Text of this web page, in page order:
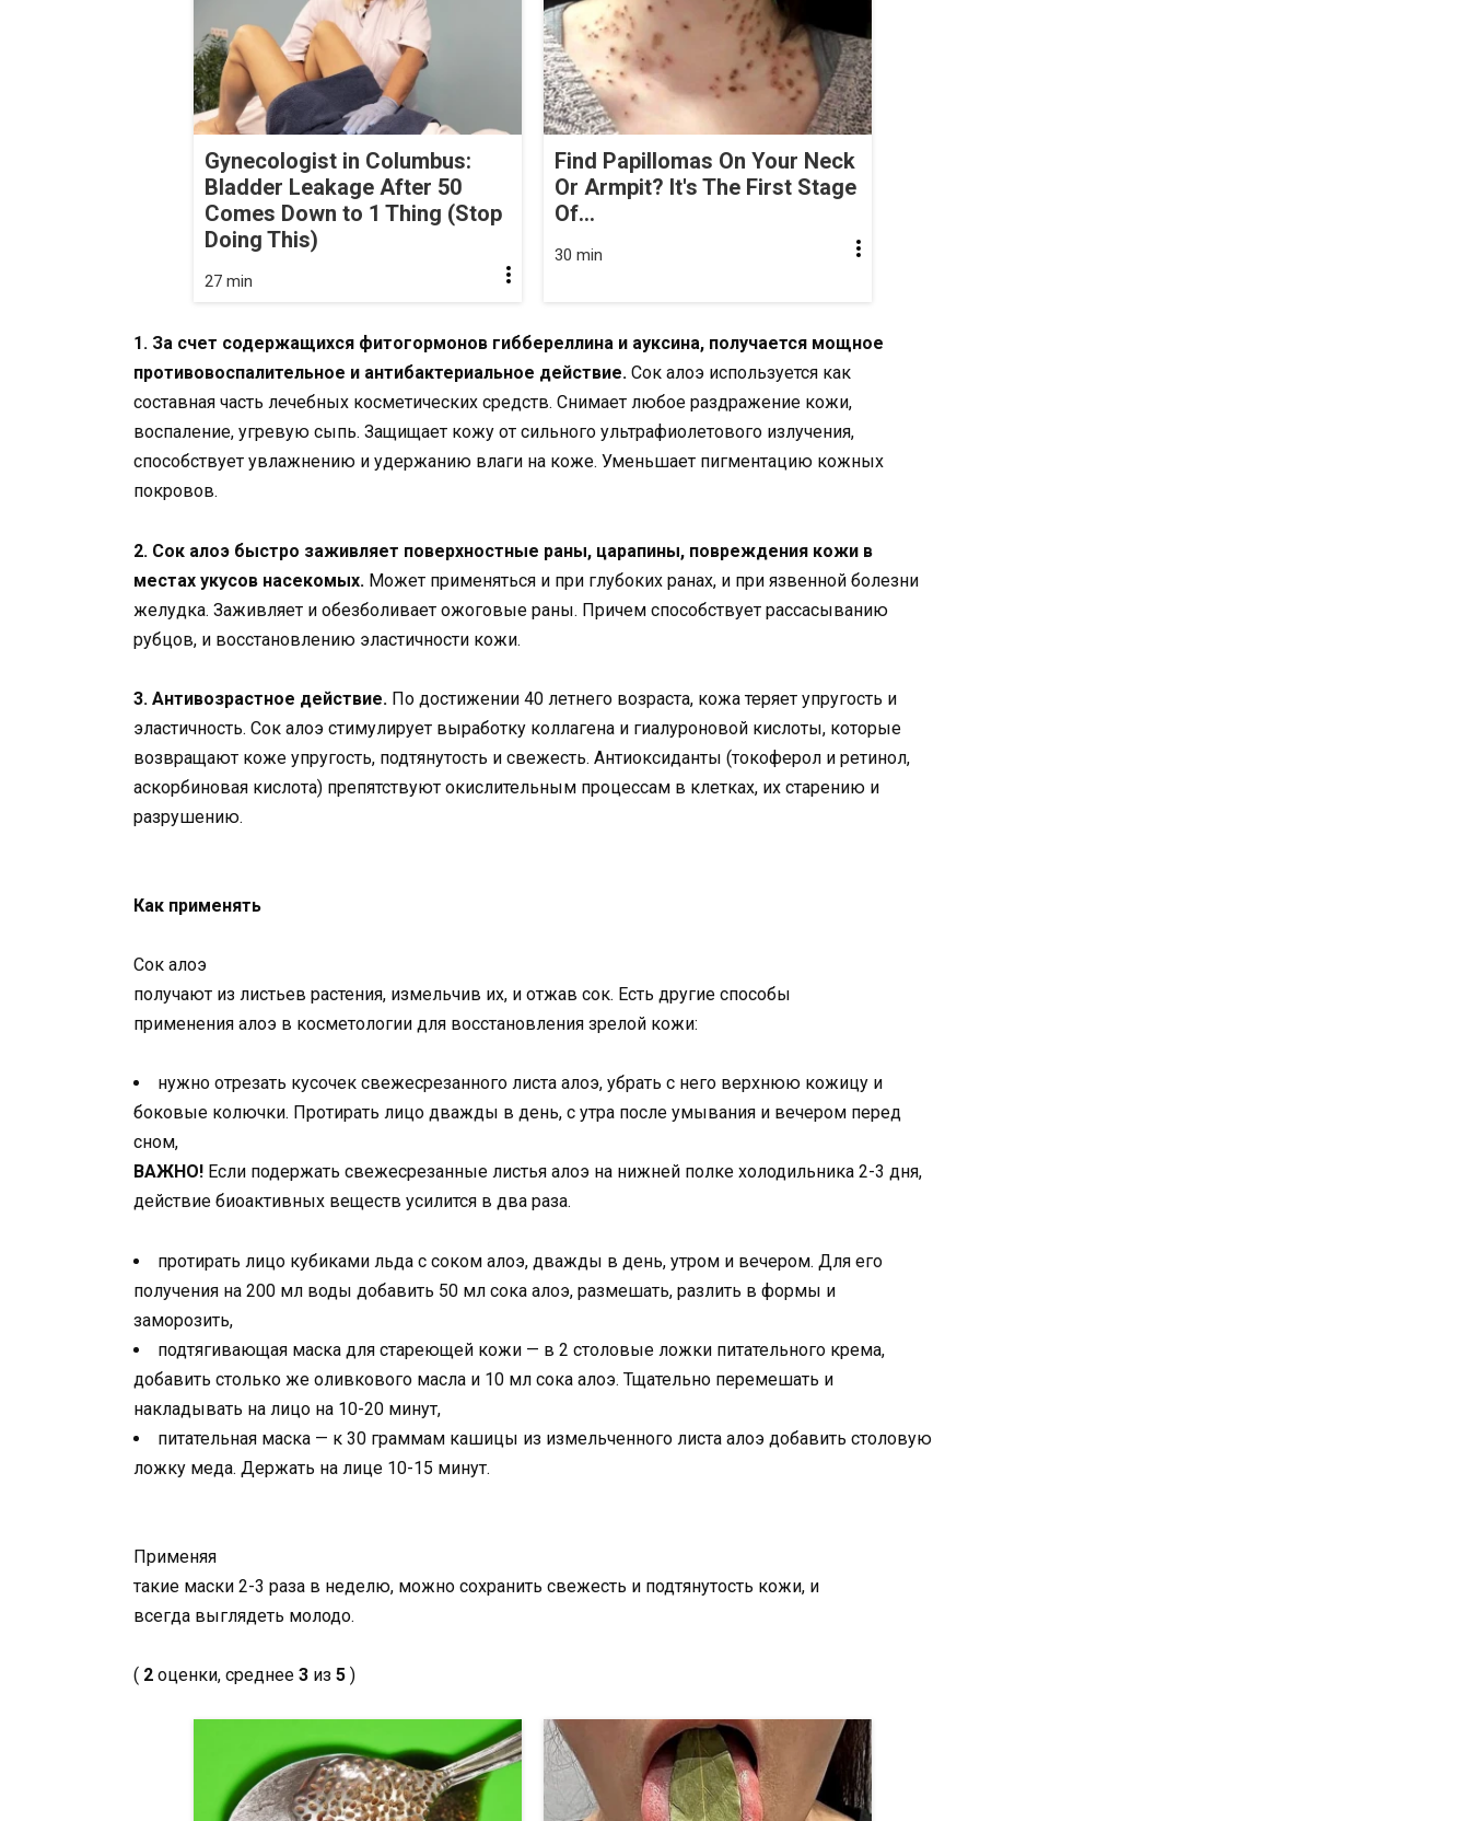
Gynecologist in Columbus:
Bladder Leakage After 50
Comes Down to 1 Thing (Stop
Doing This)
27 min
Find Papillomas On Your Neck
Or Armpit? It's The First Stage
Of...
30 min
1. За счет содержащихся фитогормонов гиббереллина и ауксина, получается мощное
противовоспалительное и антибактериальное действие. Сок алоэ используется как
составная часть лечебных косметических средств. Снимает любое раздражение кожи,
воспаление, угревую сыпь. Защищает кожу от сильного ультрафиолетового излучения,
способствует увлажнению и удержанию влаги на коже. Уменьшает пигментацию кожных
покровов.
2. Сок алоэ быстро заживляет поверхностные раны, царапины, повреждения кожи в
местах укусов насекомых. Может применяться и при глубоких ранах, и при язвенной болезни
желудка. Заживляет и обезболивает ожоговые раны. Причем способствует рассасыванию
рубцов, и восстановлению эластичности кожи.
3. Антивозрастное действие. По достижении 40 летнего возраста, кожа теряет упругость и
эластичность. Сок алоэ стимулирует выработку коллагена и гиалуроновой кислоты, которые
возвращают коже упругость, подтянутость и свежесть. Антиоксиданты (токоферол и ретинол,
аскорбиновая кислота) препятствуют окислительным процессам в клетках, их старению и
разрушению.
Как применять
Сок алоэ
получают из листьев растения, измельчив их, и отжав сок. Есть другие способы
применения алоэ в косметологии для восстановления зрелой кожи:
нужно отрезать кусочек свежесрезанного листа алоэ, убрать с него верхнюю кожицу и
боковые колючки. Протирать лицо дважды в день, с утра после умывания и вечером перед
сном,
ВАЖНО! Если подержать свежесрезанные листья алоэ на нижней полке холодильника 2-3 дня,
действие биоактивных веществ усилится в два раза.
протирать лицо кубиками льда с соком алоэ, дважды в день, утром и вечером. Для его
получения на 200 мл воды добавить 50 мл сока алоэ, размешать, разлить в формы и
заморозить,
подтягивающая маска для стареющей кожи — в 2 столовые ложки питательного крема,
добавить столько же оливкового масла и 10 мл сока алоэ. Тщательно перемешать и
накладывать на лицо на 10-20 минут,
питательная маска — к 30 граммам кашицы из измельченного листа алоэ добавить столовую
ложку меда. Держать на лице 10-15 минут.
Применяя
такие маски 2-3 раза в неделю, можно сохранить свежесть и подтянутость кожи, и
всегда выглядеть молодо.
( 2 оценки, среднее 3 из 5 )